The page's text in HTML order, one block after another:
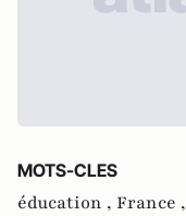
MOTS-CLES
éducation , France ,